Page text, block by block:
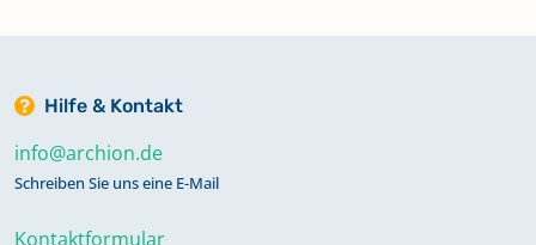
Hilfe & Kontakt
info@archion.de
Schreiben Sie uns eine E-Mail
Kontaktformular